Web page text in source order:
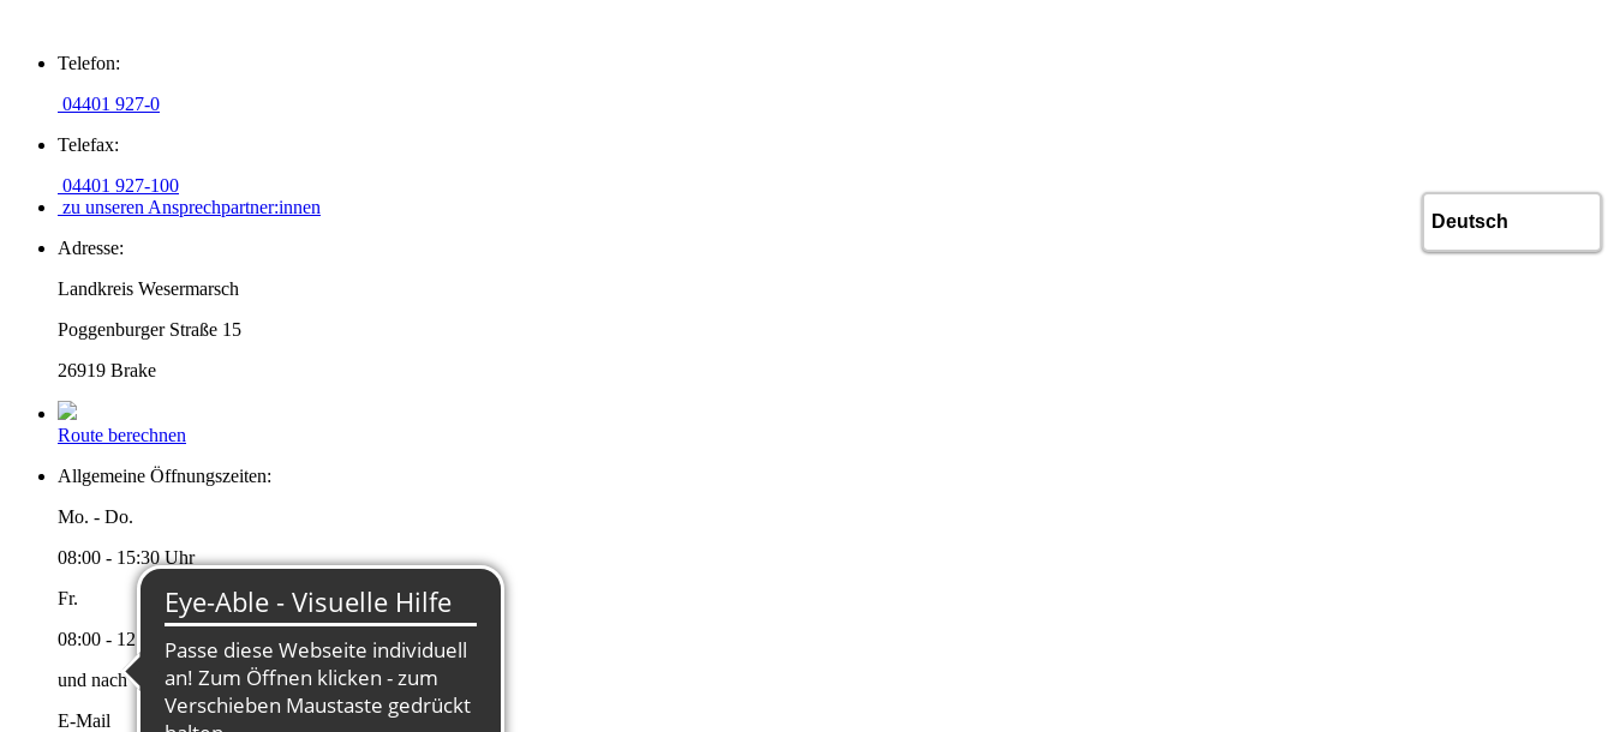
Inhalt
Telefon:
04401 927-0
Telefax:
04401 927-100
zu unseren Ansprechpartner:innen
Adresse:
Landkreis Wesermarsch
Poggenburger Straße 15
26919 Brake
Route berechnen
Allgemeine Öffnungszeiten:
Mo. - Do.
08:00 - 15:30 Uhr
Fr.
08:00 - 12:00 Uhr
und nach Vereinbarung
E-Mail